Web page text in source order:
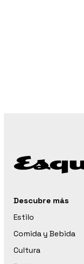
Descubre más
Estilo
Comida y Bebida
Cultura